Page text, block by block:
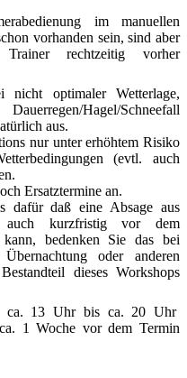
im manuellen
vorhanden sein, sind aber
rechtzeitig vorher
nicht optimaler Wetterlage,
Hagel/Schneefall
aus.
nur unter erhöhtem Risiko
(evtl. auch
Ersatztermine an.
dafür daß eine Absage aus
auch kurzfristig vor dem
bedenken Sie das bei
oder anderen
dieses Workshops
ca. 13 Uhr bis ca. 20 Uhr
1 Woche vor dem Termin